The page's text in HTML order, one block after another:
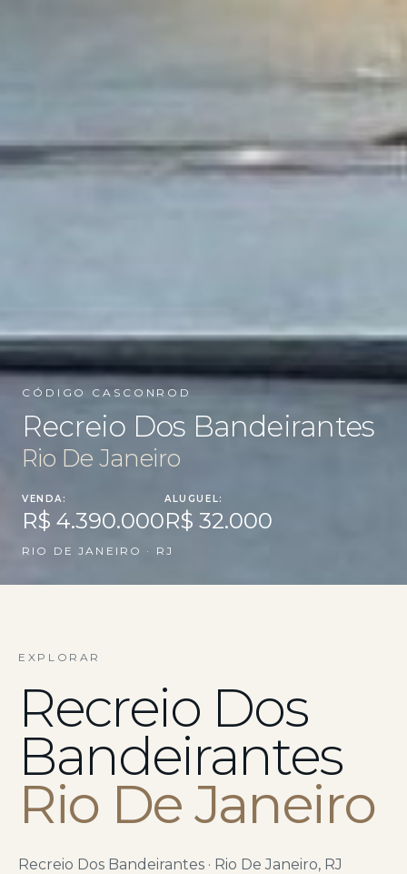
CÓDIGO CASCONROD
Recreio Dos Bandeirantes
Rio De Janeiro
VENDA:
R$ 4.390.000
ALUGUEL:
R$ 32.000
RIO DE JANEIRO · RJ
EXPLORAR
Recreio Dos
Bandeirantes
Rio De Janeiro
Recreio Dos Bandeirantes · Rio De Janeiro, RJ